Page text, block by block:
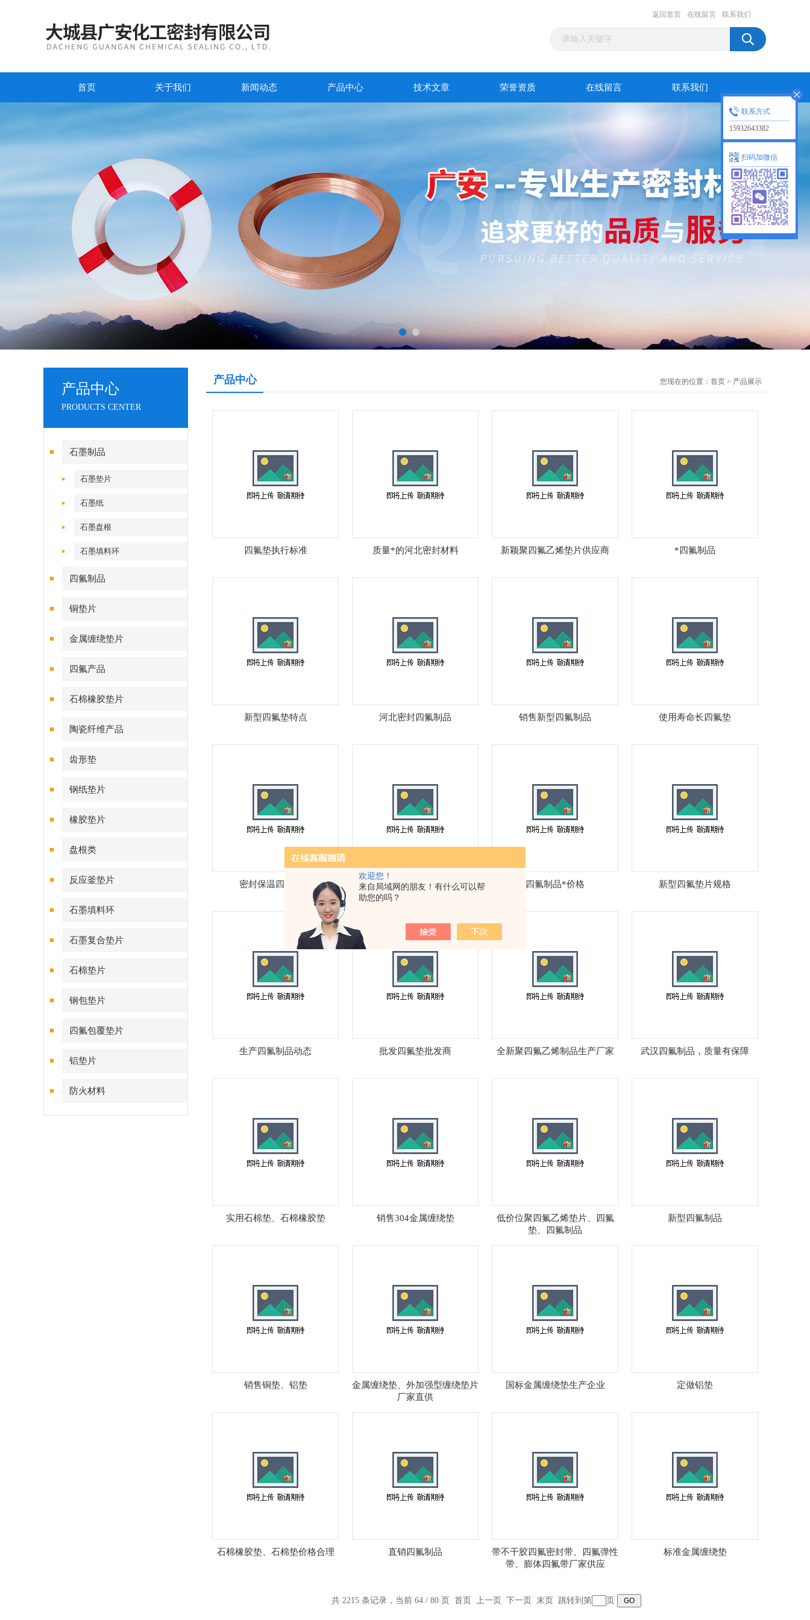
欢迎您！
来自局域网的朋友！有什么可以帮
助您的吗？
返回首页 在线留言 联系我们
首页 关于我们 新闻动态 产品中心 技术文章 荣誉资质 在线留言 联系我们
产品中心
PRODUCTS CENTER
石墨制品
石墨垫片
石墨纸
石墨盘根
石墨填料环
四氟制品
铜垫片
金属缠绕垫片
四氟产品
石棉橡胶垫片
陶瓷纤维产品
齿形垫
钢纸垫片
橡胶垫片
盘根类
反应釜垫片
石墨填料环
石墨复合垫片
石棉垫片
钢包垫片
四氟包覆垫片
铝垫片
防火材料
产品中心 您现在的位置： 首页 > 产品展示
四氟垫执行标准 质量*的河北密封材料 新颖聚四氟乙烯垫片供应商 *四氟制品
新型四氟垫特点 河北密封四氟制品 销售新型四氟制品 使用寿命长四氟垫
密封保温四氟制品 聚四氟乙烯制品工艺流程 四氟制品*价格 新型四氟垫片规格
生产四氟制品动态 批发四氟垫批发商 全新聚四氟乙烯制品生产厂家 武汉四氟制品，质量有保障
实用石棉垫、石棉橡胶垫 销售304金属缠绕垫
低价位聚四氟乙烯垫片、四氟
垫、四氟制品
新型四氟制品
销售铜垫、铝垫
金属缠绕垫、外加强型缠绕垫片
厂家直供
国标金属缠绕垫生产企业 定做铝垫
石棉橡胶垫、石棉垫价格合理 直销四氟制品
带不干胶四氟密封带、四氟弹性
带、膨体四氟带厂家供应
标准金属缠绕垫
共 2215 条记录，当前 64 / 80 页 首页 上一页 下一页 末页 跳转到第 页
联系方式
15932643382
扫码加微信